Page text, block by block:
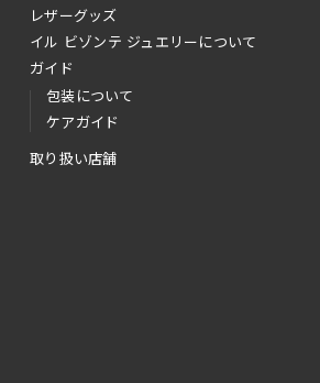
レザーグッズ
イル ビゾンテ ジュエリーについて
ガイド
包装について
ケアガイド
取り扱い店舗